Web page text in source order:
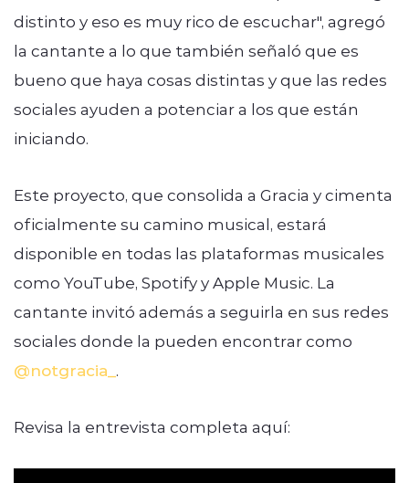
distinto y eso es muy rico de escuchar", agregó
la cantante a lo que también señaló que es
bueno que haya cosas distintas y que las redes
sociales ayuden a potenciar a los que están
iniciando.
Este proyecto, que consolida a Gracia y cimenta
oficialmente su camino musical, estará
disponible en todas las plataformas musicales
como YouTube, Spotify y Apple Music. La
cantante invitó además a seguirla en sus redes
sociales donde la pueden encontrar como
@notgracia_ .
Revisa la entrevista completa aquí: